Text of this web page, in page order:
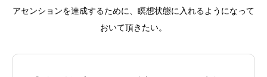
アセンションを達成するために、瞑想状態に入れるようになって
おいて頂きたい。